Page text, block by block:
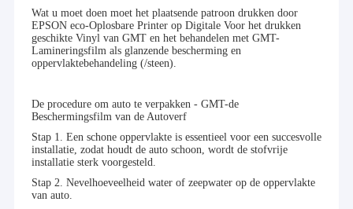
Wat u moet doen moet het plaatsende patroon drukken door
EPSON eco-Oplosbare Printer op Digitale Voor het drukken
geschikte Vinyl van GMT en het behandelen met GMT-
Lamineringsfilm als glanzende bescherming en
oppervlaktebehandeling (/steen).
De procedure om auto te verpakken - GMT-de
Beschermingsfilm van de Autoverf
Stap 1. Een schone oppervlakte is essentieel voor een succesvolle
installatie, zodat houdt de auto schoon, wordt de stofvrije
installatie sterk voorgesteld.
Stap 2. Nevelhoeveelheid water of zeepwater op de oppervlakte
van auto.